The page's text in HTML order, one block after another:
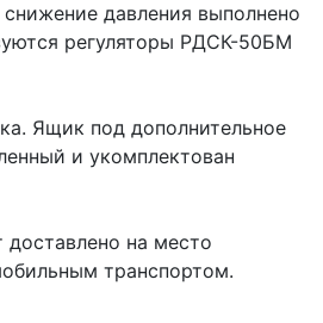
давления выполнено
регуляторы РДСК-50БМ
Ящик под дополнительное
и укомплектован
доставлено на место
транспортом.